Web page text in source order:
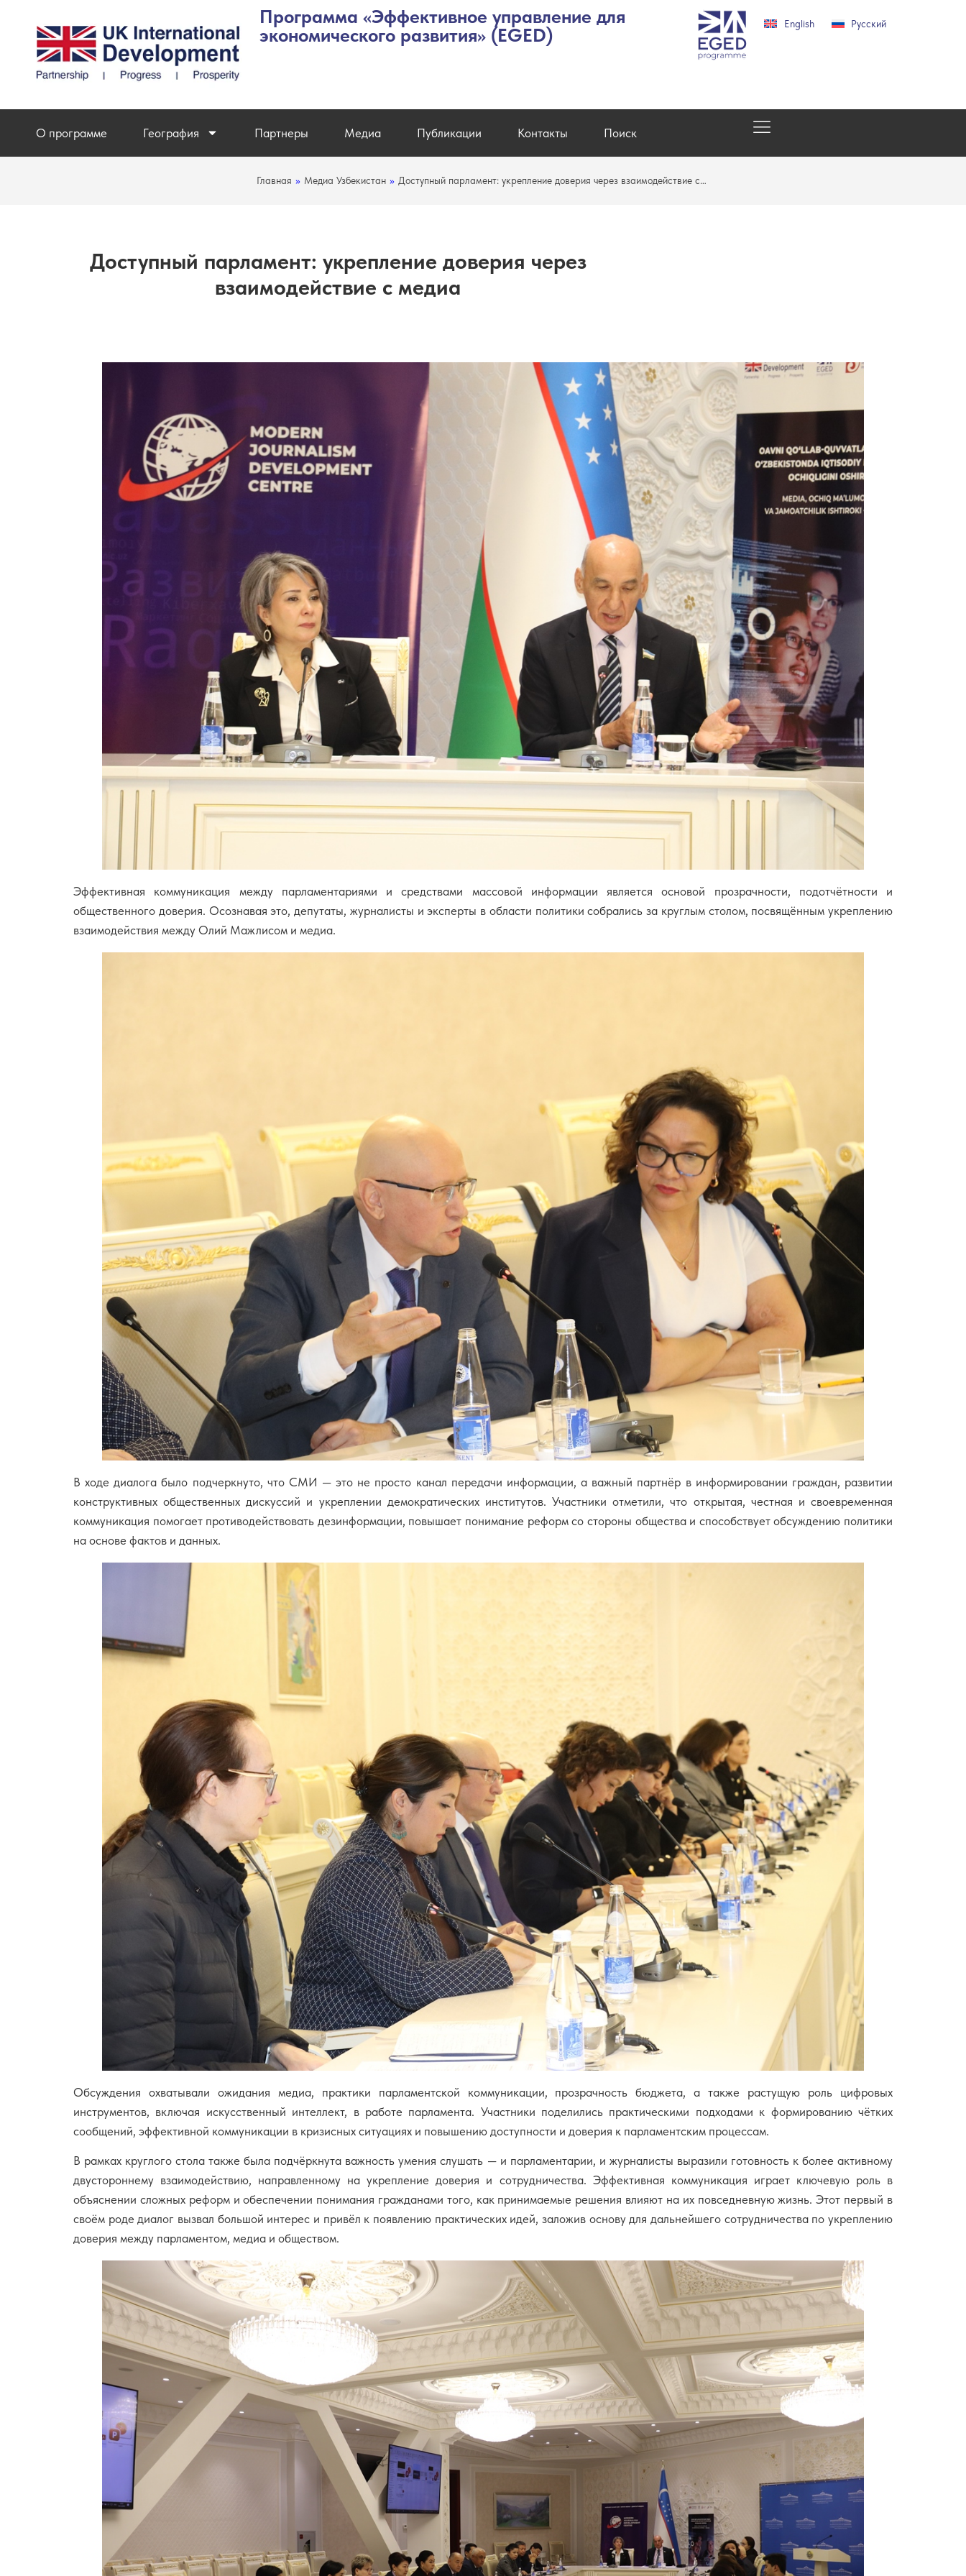
Программа «Эффективное управление для
экономического развития» (EGED)
English Русский
О программе География Партнеры Медиа Публикации Контакты Поиск
Главная » Медиа Узбекистан » Доступный парламент: укрепление доверия через взаимодействие с…
Доступный парламент: укрепление доверия через
взаимодействие с медиа
Эффективная коммуникация между парламентариями и средствами массовой информации является основой прозрачности, подотчётности и
общественного доверия. Осознавая это, депутаты, журналисты и эксперты в области политики собрались за круглым столом, посвящённым укреплению
взаимодействия между Олий Мажлисом и медиа.
В ходе диалога было подчеркнуто, что СМИ — это не просто канал передачи информации, а важный партнёр в информировании граждан, развитии
конструктивных общественных дискуссий и укреплении демократических институтов. Участники отметили, что открытая, честная и своевременная
коммуникация помогает противодействовать дезинформации, повышает понимание реформ со стороны общества и способствует обсуждению политики
на основе фактов и данных.
Обсуждения охватывали ожидания медиа, практики парламентской коммуникации, прозрачность бюджета, а также растущую роль цифровых
инструментов, включая искусственный интеллект, в работе парламента. Участники поделились практическими подходами к формированию чётких
сообщений, эффективной коммуникации в кризисных ситуациях и повышению доступности и доверия к парламентским процессам.
В рамках круглого стола также была подчёркнута важность умения слушать — и парламентарии, и журналисты выразили готовность к более активному
двустороннему взаимодействию, направленному на укрепление доверия и сотрудничества. Эффективная коммуникация играет ключевую роль в
объяснении сложных реформ и обеспечении понимания гражданами того, как принимаемые решения влияют на их повседневную жизнь. Этот первый в
своём роде диалог вызвал большой интерес и привёл к появлению практических идей, заложив основу для дальнейшего сотрудничества по укреплению
доверия между парламентом, медиа и обществом.